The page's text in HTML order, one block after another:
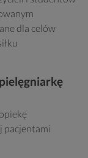
dla celów
pacjentami